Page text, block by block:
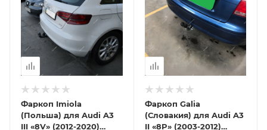
Фаркоп Imiola
(Польша) для Audi A3
III «8V» (2012-2020)
Фаркоп Galia
(Словакия) для Audi A3
II «8P» (2003-2012)